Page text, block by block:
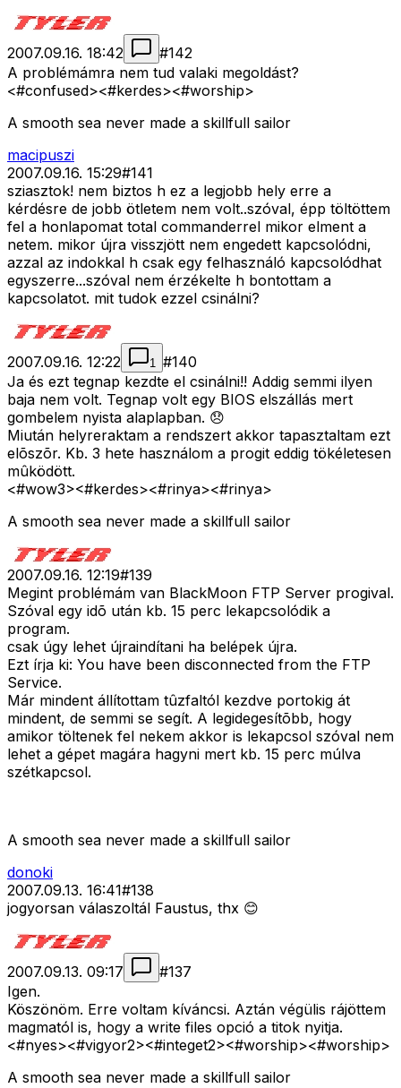
2007.09.16. 18:42 #142
A problémámra nem tud valaki megoldást?
<#confused><#kerdes><#worship>
A smooth sea never made a skillfull sailor
macipuszi
2007.09.16. 15:29#141
sziasztok! nem biztos h ez a legjobb hely erre a
kérdésre de jobb ötletem nem volt..szóval, épp töltöttem
fel a honlapomat total commanderrel mikor elment a
netem. mikor újra visszjött nem engedett kapcsolódni,
azzal az indokkal h csak egy felhasználó kapcsolódhat
egyszerre...szóval nem érzékelte h bontottam a
kapcsolatot. mit tudok ezzel csinálni?
2007.09.16. 12:22 1 #140
Ja és ezt tegnap kezdte el csinálni!! Addig semmi ilyen
baja nem volt. Tegnap volt egy BIOS elszállás mert
gombelem nyista alaplapban. 😞
Miután helyreraktam a rendszert akkor tapasztaltam ezt
elõszõr. Kb. 3 hete használom a progit eddig tökéletesen
mûködött.
<#wow3><#kerdes><#rinya><#rinya>
A smooth sea never made a skillfull sailor
2007.09.16. 12:19#139
Megint problémám van BlackMoon FTP Server progival.
Szóval egy idõ után kb. 15 perc lekapcsolódik a
program.
csak úgy lehet újraindítani ha belépek újra.
Ezt írja ki: You have been disconnected from the FTP
Service.
Már mindent állítottam tûzfaltól kezdve portokig át
mindent, de semmi se segít. A legidegesítõbb, hogy
amikor töltenek fel nekem akkor is lekapcsol szóval nem
lehet a gépet magára hagyni mert kb. 15 perc múlva
szétkapcsol.
A smooth sea never made a skillfull sailor
donoki
2007.09.13. 16:41#138
jogyorsan válaszoltál Faustus, thx 😊
2007.09.13. 09:17 #137
Igen.
Köszönöm. Erre voltam kíváncsi. Aztán végülis rájöttem
magmatól is, hogy a write files opció a titok nyitja.
<#nyes><#vigyor2><#integet2><#worship><#worship>
A smooth sea never made a skillfull sailor